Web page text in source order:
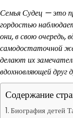
Семья Судец — это
гордостью
они, в свою очередь,
самодостаточной
делают их
вдохновляющей друг
Содержание
Биография детей